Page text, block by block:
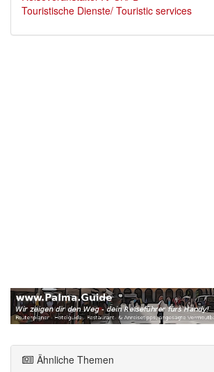
Touristische Dienste/ Touristic services
Ähnliche Themen